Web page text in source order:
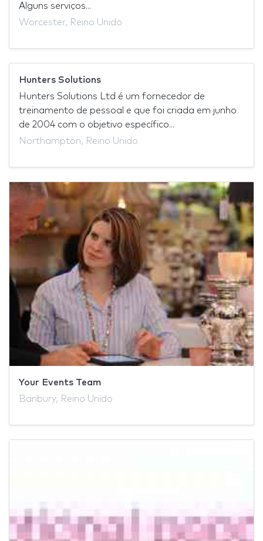
Alguns serviços...
Worcester, Reino Unido
Hunters Solutions
Hunters Solutions Ltd é um fornecedor de
treinamento de pessoal e que foi criada em junho
de 2004 com o objetivo específico...
Northampton, Reino Unido
Your Events Team
Banbury, Reino Unido